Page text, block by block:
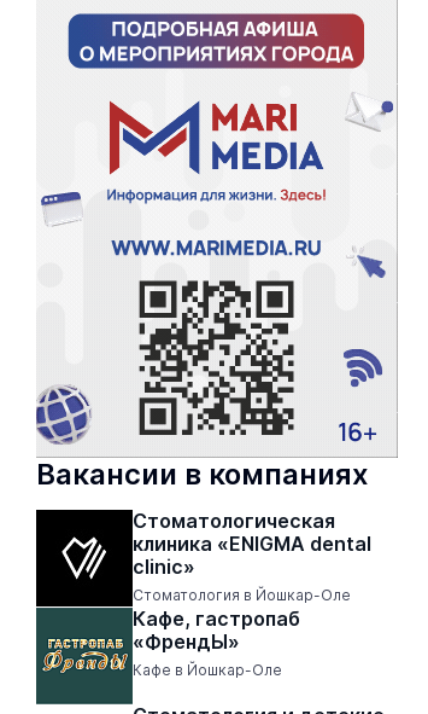
Вакансии в компаниях
Стоматологическая
клиника «ENIGMA dental
clinic»
Стоматология в Йошкар-Оле
Кафе, гастропаб
«ФрендЫ»
Кафе в Йошкар-Оле